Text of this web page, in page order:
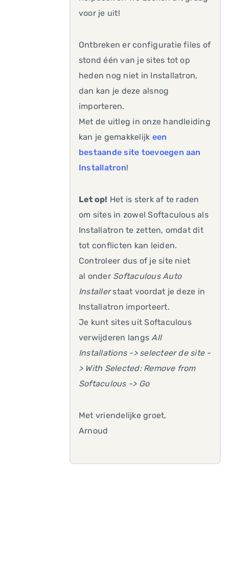
voor je uit!
Ontbreken er configuratie files of
stond één van je sites tot op
heden nog niet in Installatron,
dan kan je deze alsnog
importeren.
Met de uitleg in onze handleiding
kan je gemakkelijk een
bestaande site toevoegen aan
Installatron!
Let op! Het is sterk af te raden
om sites in zowel Softaculous als
Installatron te zetten, omdat dit
tot conflicten kan leiden.
Controleer dus of je site niet
al onder Softaculous Auto
Installerstaat voordat je deze in
Installatron importeert.
Je kunt sites uit Softaculous
verwijderen langsAll
Installations -> selecteer de site -
> With Selected: Remove from
Softaculous -> Go
Met vriendelijke groet,
Arnoud